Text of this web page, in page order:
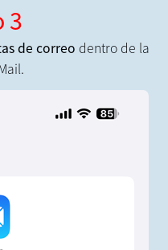
3
de correo dentro de la